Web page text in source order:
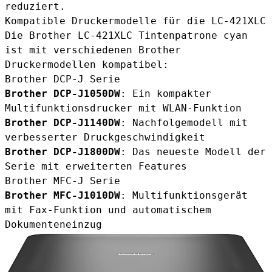
reduziert.
Kompatible Druckermodelle für die LC-421XLC
Die Brother LC-421XLC Tintenpatrone cyan
ist mit verschiedenen Brother
Druckermodellen kompatibel:
Brother DCP-J Serie
Brother DCP-J1050DW: Ein kompakter
Multifunktionsdrucker mit WLAN-Funktion
Brother DCP-J1140DW: Nachfolgemodell mit
verbesserter Druckgeschwindigkeit
Brother DCP-J1800DW: Das neueste Modell der
Serie mit erweiterten Features
Brother MFC-J Serie
Brother MFC-J1010DW: Multifunktionsgerät
mit Fax-Funktion und automatischem
Dokumenteneinzug